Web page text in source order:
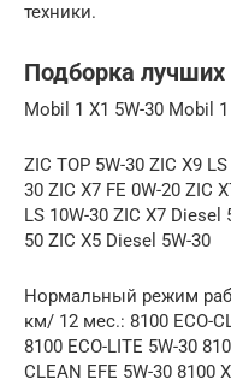
техники.
Подборка
Mobil 1 X1 5W-30 Mobil 1
ZIC TOP 5W-30 ZIC X9
30 ZIC X7 FE 0W-20 ZIC
LS 10W-30 ZIC X7 Diesel
50 ZIC X5 Diesel 5W-30
Нормальный режим
км/ 12 мес.: 8100 ECO-
8100 ECO-LITE 5W-30
CLEAN EFE 5W-30 8100